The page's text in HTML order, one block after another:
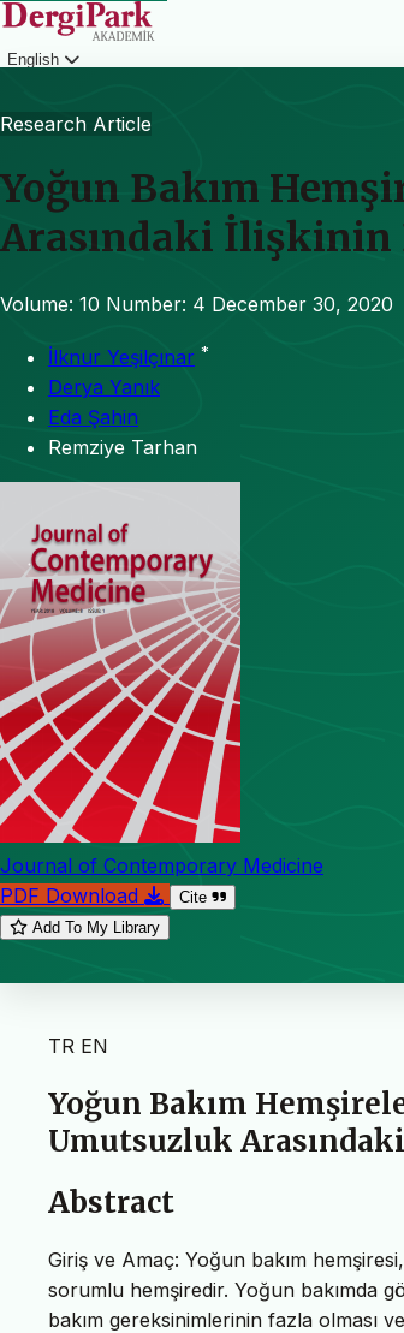
English
Research Article
Yoğun Bakım
Arasındaki İlişkinin
Volume: 10 Number: 4 December 30, 2020
İlknur Yeşilçınar *
Derya Yanık
Eda Şahin
Remziye Tarhan
Journal of Contemporary Medicine
PDF Download
Cite
Add To My Library
TR EN
Yoğun Bakım
Umutsuzluk
Abstract
Giriş ve Amaç: Yoğun bakım
sorumlu hemşiredir. Yoğun bakımda
bakım gereksinimlerinin fazla olması